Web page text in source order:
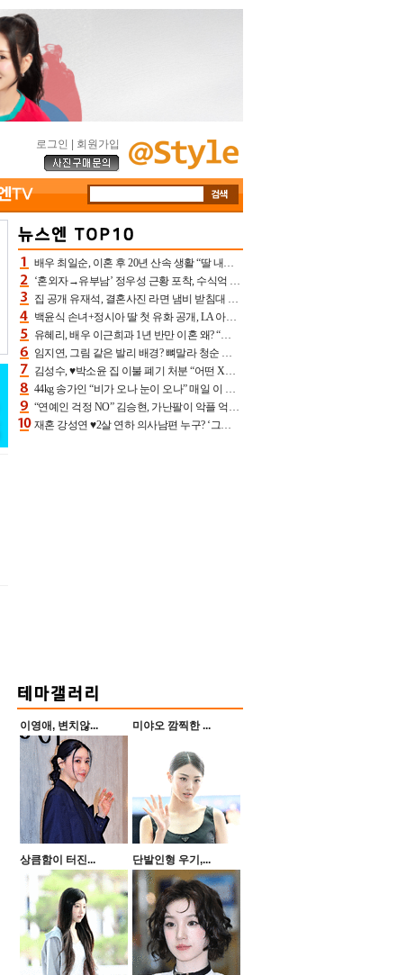
로그인 회원가입
배우 최일순, 이혼 후 20년 산속 생활 “딸 내가 버렸다고 원망‥맘 아파”(특종)[어제TV]
‘혼외자→유부남’ 정우성 근황 포착, 수식억 해킹 피해 후배 만났다 “존경하는”
집 공개 유재석, 결혼사진 라면 냄비 받침대 되고 분노‥가족사진도 피해(놀뭐)[어제TV]
백윤식 손녀+정시아 딸 첫 유화 공개, LA 아트쇼→서울국제조각페스타 작가다운 수준급 실력
유혜리, 배우 이근희과 1년 반만 이혼 왜? “식칼 꽂고 의자 던져” 충격 폭로(특종)[어제TV]
임지연, 그림 같은 발리 배경? 뼈말라 청순 비키니 핏에 상대 안 되네
김성수, ♥박소윤 집 이불 폐기 처분 “어떤 X이랑 썼을지 몰라” 질투(신랑수업2)[어제TV]
44kg 송가인 “비가 오나 눈이 오나” 매일 이 운동, 허벅지 근육량 상승+체지방 감소
“연예인 걱정 NO” 김승현, 가난팔이 악플 억울할만‥아내+딸과 日 여행
재혼 강성연 ♥2살 연하 의사남편 누구? ‘그알’ 자문의에 훈남 비주얼 초엘리트 스펙 [종합]
이영애, 변치않... 미야오 깜찍한 ...
상큼함이 터진... 단발인형 우기,...